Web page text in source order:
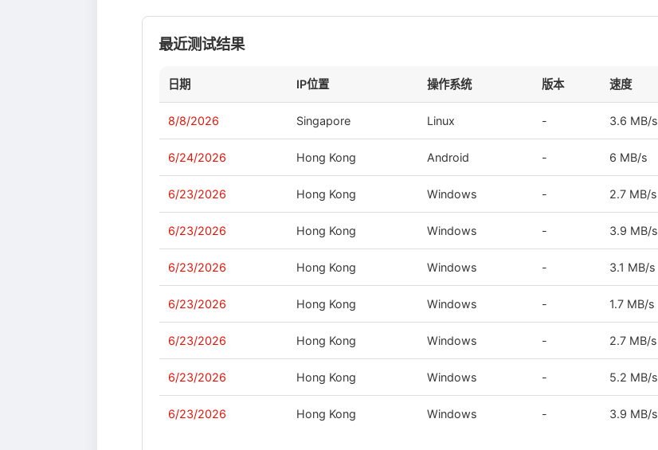
最近测试结果
日期 IP位置 操作系统 版本 速度
8/8/2026 Singapore Linux - 3.6 MB/s
6/24/2026 Hong Kong Android - 6 MB/s
6/23/2026 Hong Kong Windows - 2.7 MB/s
6/23/2026 Hong Kong Windows - 3.9 MB/s
6/23/2026 Hong Kong Windows - 3.1 MB/s
6/23/2026 Hong Kong Windows - 1.7 MB/s
6/23/2026 Hong Kong Windows - 2.7 MB/s
6/23/2026 Hong Kong Windows - 5.2 MB/s
6/23/2026 Hong Kong Windows - 3.9 MB/s